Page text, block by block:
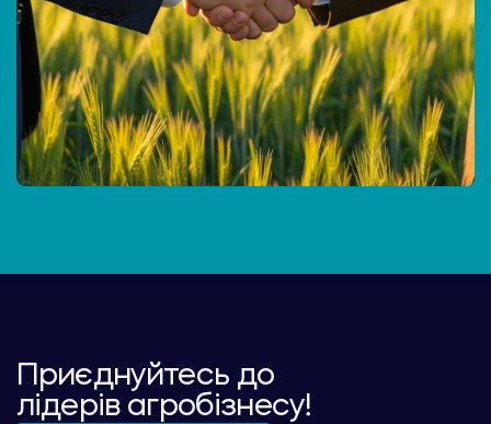
Приєднуйтесь до
лідерів агробізнесу!